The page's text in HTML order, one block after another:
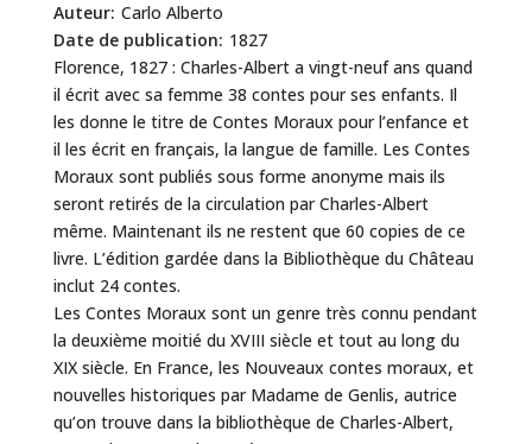
Auteur: Carlo Alberto
Date de publication: 1827
Florence, 1827 : Charles-Albert a vingt-neuf ans quand
il écrit avec sa femme 38 contes pour ses enfants. Il
les donne le titre de Contes Moraux pour l’enfance et
il les écrit en français, la langue de famille. Les Contes
Moraux sont publiés sous forme anonyme mais ils
seront retirés de la circulation par Charles-Albert
même. Maintenant ils ne restent que 60 copies de ce
livre. L’édition gardée dans la Bibliothèque du Château
inclut 24 contes.
Les Contes Moraux sont un genre très connu pendant
la deuxième moitié du XVIII siècle et tout au long du
XIX siècle. En France, les Nouveaux contes moraux, et
nouvelles historiques par Madame de Genlis, autrice
qu’on trouve dans la bibliothèque de Charles-Albert,